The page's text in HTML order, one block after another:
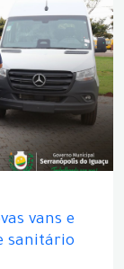
vans e
sanitário